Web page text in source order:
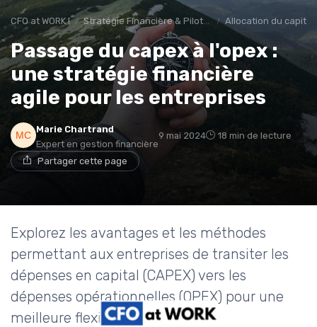
CFO at WORK ! Stratégie Financière & Pilotage Allocation du capital
Passage du capex à l'opex :
une stratégie financière
agile pour les entreprises
Marie Chartrand
Expert en gestion financière
9 mai 2024 18 min de lecture
Partager cette page
Explorez les avantages et les méthodes
permettant aux entreprises de transiter les
dépenses en capital (CAPEX) vers les
dépenses opérationnelles (OPEX) pour une
meilleure flexibilité financière.